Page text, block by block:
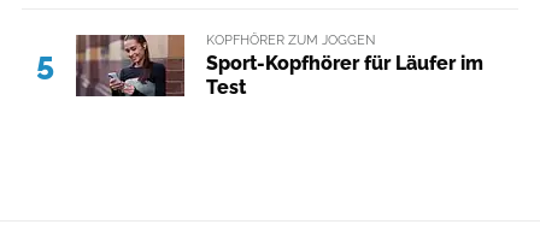
5
KOPFHÖRER ZUM JOGGEN
Sport-Kopfhörer für Läufer im
Test